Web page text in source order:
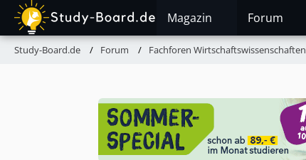
Magazin Forum
Study-Board.de Forum Fachforen Wirtschaftswissenschaften